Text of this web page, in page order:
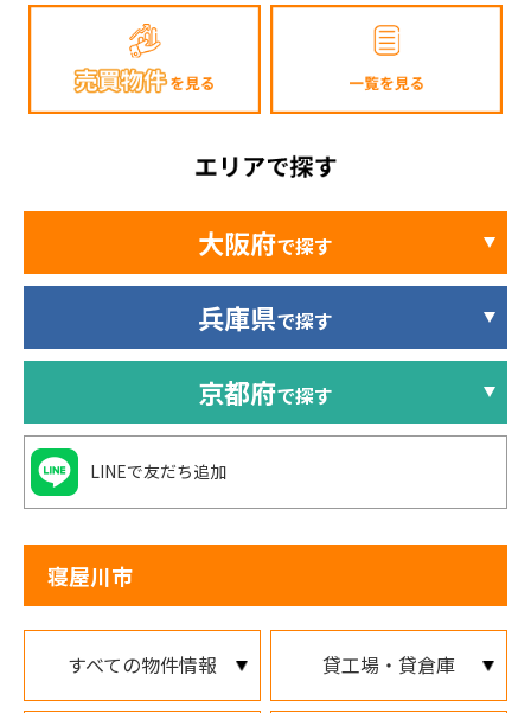
寝屋川市
すべての物件情報 貸工場・貸倉庫
大阪府で探す
兵庫県で探す
京都府で探す
LINEで友だち追加